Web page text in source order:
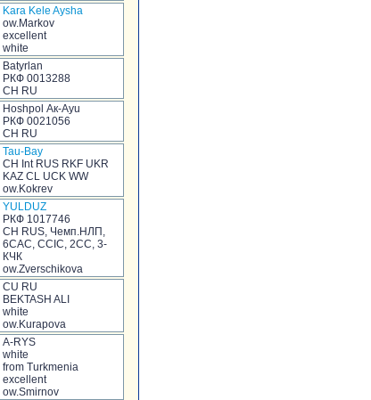
Kara Kele Aysha
ow.Markov
excellent
white
Batyrlan
РКФ 0013288
CH RU
Hoshpol Ак-Аyu
РКФ 0021056
CH RU
Tau-Bay
CH Int RUS RKF UKR
KAZ CL UCK WW
ow.Kokrev
YULDUZ
РКФ 1017746
CH RUS, Чемп.НЛП,
6CAC, CCIC, 2CC, 3-
КЧК
ow.Zverschikova
CU RU
BEKTASH ALI
white
ow.Kurapova
A-RYS
white
from Turkmenia
excellent
ow.Smirnov